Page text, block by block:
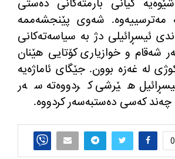
شه‌وی پێنجشه‌ممه‌
ئیسڕائیلی دژ به‌ سیاسه‌ته‌كانی
شه‌قام و خوازیاری كۆتایی هێنان
له‌ غه‌زه‌ بوون. جێگای ئاماژه‌یه‌
هێرشی كردووه‌ته‌ سه‌ر
چه‌ند كه‌سی ده‌ستبه‌سه‌ر كردووه‌.
0